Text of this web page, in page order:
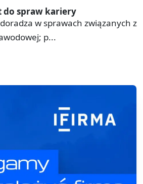
do spraw kariery
w sprawach związanych z
p...